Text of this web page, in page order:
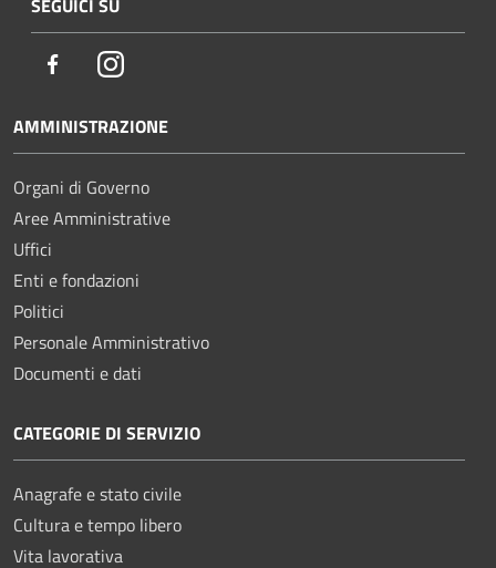
FacebookInstagram
AMMINISTRAZIONE
Organi di Governo
Aree Amministrative
Uffici
Enti e fondazioni
Politici
Personale Amministrativo
Documenti e dati
CATEGORIE DI SERVIZIO
Anagrafe e stato civile
Cultura e tempo libero
Vita lavorativa